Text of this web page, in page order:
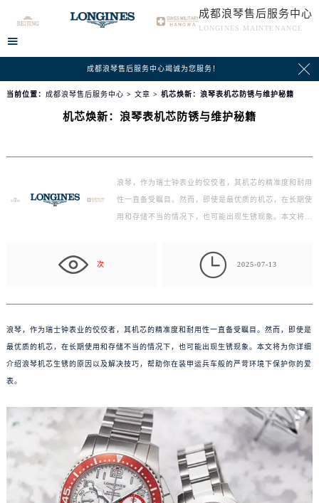
成都浪琴售后服务中心
LONGINES MAINTENANCE

成都浪琴售后服务中心竭诚为您服务！ 
当前位置： 成都浪琴售后服务中心 > 文章 > 机芯焕新：浪琴表机芯防锈与维护秘籍
机芯焕新：浪琴表机芯防锈与维护秘籍
浪琴，作为瑞士钟表业的佼佼者，其机芯的精准度和耐用
性一直备受瞩目。然而，即使是最优质的机芯，在长期使
用和存储不当的情况下，也可能出现生锈现象。本文将为
次  2025-07-13
浪琴，作为瑞士钟表业的佼佼者，其机芯的精准度和耐用性一直备受瞩目。然而，即使是
最优质的机芯，在长期使用和存储不当的情况下，也可能出现生锈现象。本文将为你详细
介绍浪琴机芯生锈的原因以及解决技巧，帮助你在装甲运兵车般的严苛环境下保护你的爱
表。